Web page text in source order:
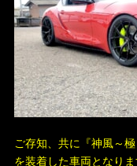
ご存知、共に『神風～
を装着した車両となりま